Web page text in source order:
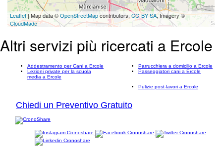
Leaflet | Map data ©OpenStreetMapcontributors, CC-BY-SA, Imagery ©
CloudMade
Altri servizi più ricercati a Ercole
Addestramento per Cani a Ercole
Lezioni private per la scuola
media a Ercole
Parrucchiera a domicilio a Ercole
Passeggiatori cani a Ercole
Pulizie post-lavori a Ercole
Chiedi un Preventivo Gratuito